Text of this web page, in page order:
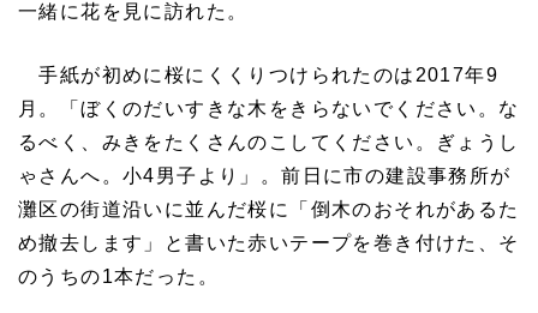
一緒に花を見に訪れた。
手紙が初めに桜にくくりつけられたのは2017年9
月。「ぼくのだいすきな木をきらないでください。な
るべく、みきをたくさんのこしてください。ぎょうし
ゃさんへ。小4男子より」。前日に市の建設事務所が
灘区の街道沿いに並んだ桜に「倒木のおそれがあるた
め撤去します」と書いた赤いテープを巻き付けた、そ
のうちの1本だった。